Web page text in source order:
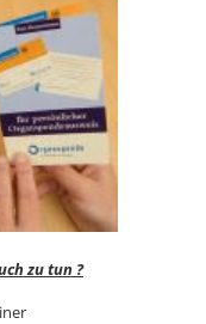
zu tun ?